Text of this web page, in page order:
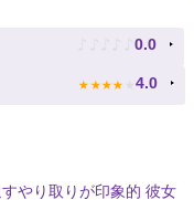
♪ ♪ ♪ ♪ ♪ 0.0
★ ★ ★ ★ ★ 4.0
やり取りが印象的 彼女